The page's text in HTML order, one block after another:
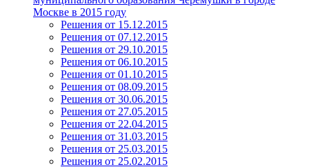
Москве в 2015 году
Решения от 15.12.2015
Решения от 07.12.2015
Решения от 29.10.2015
Решения от 06.10.2015
Решения от 01.10.2015
Решения от 08.09.2015
Решения от 30.06.2015
Решения от 27.05.2015
Решения от 22.04.2015
Решения от 31.03.2015
Решения от 25.03.2015
Решения от 25.02.2015